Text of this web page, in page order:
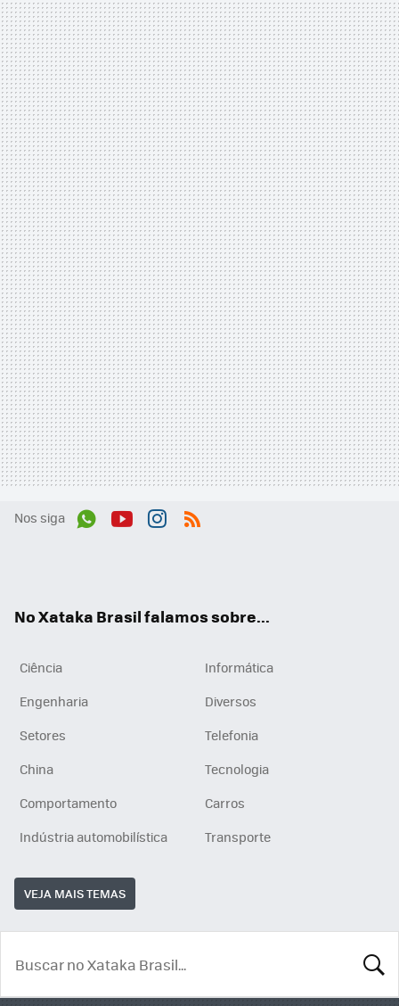
Nos siga
No Xataka Brasil falamos sobre...
Ciência
Informática
Engenharia
Diversos
Setores
Telefonia
China
Tecnologia
Comportamento
Carros
Indústria automobilística
Transporte
VEJA MAIS TEMAS